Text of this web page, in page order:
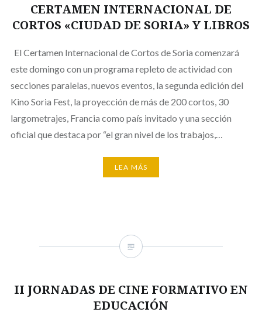
CERTAMEN INTERNACIONAL DE
CORTOS «CIUDAD DE SORIA» Y LIBROS
El Certamen Internacional de Cortos de Soria comenzará
este domingo con un programa repleto de actividad con
secciones paralelas, nuevos eventos, la segunda edición del
Kino Soria Fest, la proyección de más de 200 cortos, 30
largometrajes, Francia como país invitado y una sección
oficial que destaca por “el gran nivel de los trabajos,…
LEA MÁS
II JORNADAS DE CINE FORMATIVO EN
EDUCACIÓN